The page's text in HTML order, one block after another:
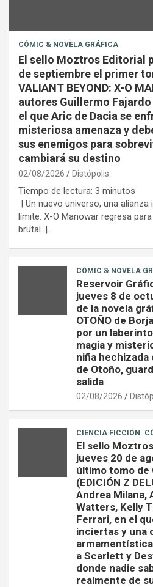
CÓMIC & NOVELA GRÁFICA
El sello Moztros Editorial
de septiembre el primer
VALIANT BEYOND: X-O
autores Guillermo
el que Aric de Dacia se
misteriosa amenaza y
sus enemigos para
cambiará su destino
02/08/2026 Distópolis
Tiempo de lectura: 3 minutos
| Un nuevo universo, una
límite: X-O Manowar regresa
brutal. |…
CÓMIC & NOVELA
Reservoir
jueves 8 de
de la novela
OTOÑO de
por un
magia y
niña hechizada
de Otoño,
salida
02/08/2026
CIENCIA FICCIÓN
El sello
jueves 20 de
último tomo de
(EDICIÓN Z
Andrea Milana,
Watters, Kelly
Ferrari, en el
inciertas y una
a Scarlett y
donde nadie
realmente de